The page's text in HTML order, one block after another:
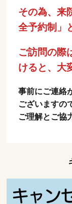
その為、来
全予約制」
ご訪問の際
けると、大
事前にご連絡
ございますの
ご理解とご協